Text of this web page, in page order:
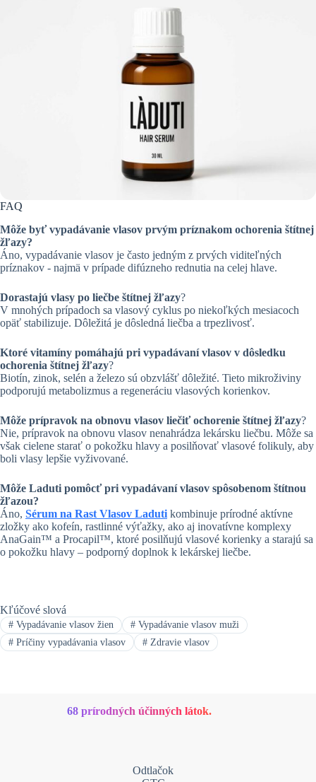
FAQ
Môže byť vypadávanie vlasov prvým príznakom ochorenia štítnej
žľazy?
Áno, vypadávanie vlasov je často jedným z prvých viditeľných
príznakov - najmä v prípade difúzneho rednutia na celej hlave.
Dorastajú vlasy po liečbe štítnej žľazy?
V mnohých prípadoch sa vlasový cyklus po niekoľkých mesiacoch
opäť stabilizuje. Dôležitá je dôsledná liečba a trpezlivosť.
Ktoré vitamíny pomáhajú pri vypadávaní vlasov v dôsledku
ochorenia štítnej žľazy?
Biotín, zinok, selén a železo sú obzvlášť dôležité. Tieto mikroživiny
podporujú metabolizmus a regeneráciu vlasových korienkov.
Môže prípravok na obnovu vlasov liečiť ochorenie štítnej žľazy?
Nie, prípravok na obnovu vlasov nenahrádza lekársku liečbu. Môže sa
však cielene starať o pokožku hlavy a posilňovať vlasové folikuly, aby
boli vlasy lepšie vyživované.
Môže Laduti pomôcť pri vypadávaní vlasov spôsobenom štítnou
žľazou?
Áno, Sérum na Rast Vlasov Laduti kombinuje prírodné aktívne
zložky ako kofeín, rastlinné výťažky, ako aj inovatívne komplexy
AnaGain™ a Procapil™, ktoré posilňujú vlasové korienky a starajú sa
o pokožku hlavy – podporný doplnok k lekárskej liečbe.
Kľúčové slová
#Vypadávanie vlasov žien #Vypadávanie vlasov muži
#Príčiny vypadávania vlasov #Zdravie vlasov
68 prírodných účinných látok.
Odtlačok